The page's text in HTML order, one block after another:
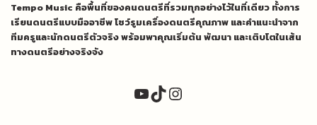
Tempo Music คือพื้นที่ของคนดนตรีที่รวมทุกอย่างไว้ในที่เดียว ทั้งการ
เรียนดนตรีแบบมืออาชีพ โชว์รูมเครื่องดนตรีคุณภาพ และคำแนะนำจาก
ทีมครูและนักดนตรีตัวจริง พร้อมพาคุณเริ่มต้น พัฒนา และเติบโตในเส้น
ทางดนตรีอย่างจริงจัง
YouTube
TikTok
Instagram